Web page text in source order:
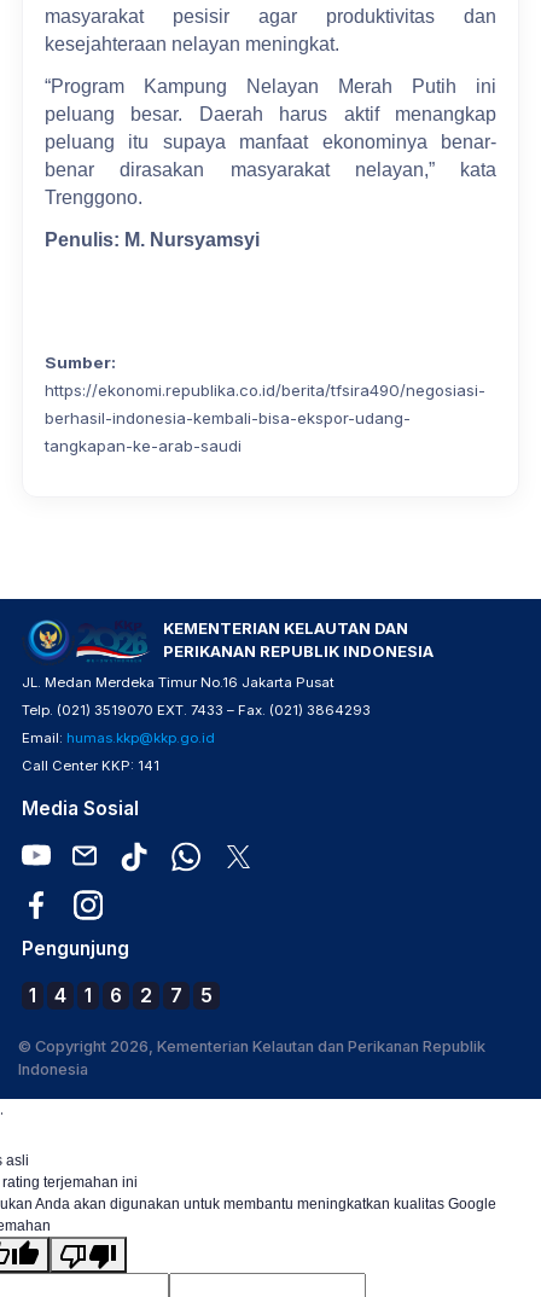
masyarakat pesisir agar produktivitas dan
kesejahteraan nelayan meningkat.
“Program Kampung Nelayan Merah Putih ini
peluang besar. Daerah harus aktif menangkap
peluang itu supaya manfaat ekonominya benar-
benar dirasakan masyarakat nelayan,” kata
Trenggono.
Penulis: M. Nursyamsyi
Sumber:
https://ekonomi.republika.co.id/berita/tfsira490/negosiasi-
berhasil-indonesia-kembali-bisa-ekspor-udang-
tangkapan-ke-arab-saudi
KEMENTERIAN KELAUTAN DAN
PERIKANAN REPUBLIK INDONESIA
JL. Medan Merdeka Timur No.16 Jakarta Pusat
Telp. (021) 3519070 EXT. 7433 – Fax. (021) 3864293
Email: humas.kkp@kkp.go.id
Call Center KKP: 141
Media Sosial
Pengunjung
1 4 1 6 2 7 5
© Copyright 2026, Kementerian Kelautan dan Perikanan Republik
Indonesia
.
asli
terjemahan ini
Anda akan digunakan untuk membantu meningkatkan kualitas Google